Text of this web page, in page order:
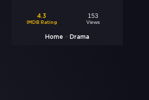
4.3
IMDB Rating
153
Views
Home > Drama